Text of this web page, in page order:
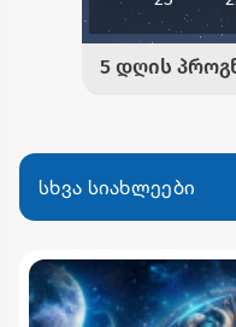
სხვა სიახლეები